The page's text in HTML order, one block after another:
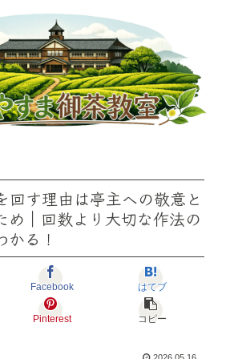
回す理由は亭主への敬意と
め｜回数より大切な作法の
る！
Facebook はてブ
Pinterest コピー